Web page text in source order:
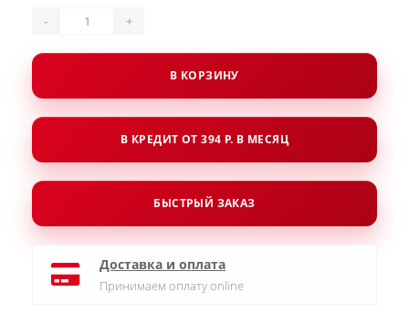
- +
В КОРЗИНУ
В КРЕДИТ ОТ 394 Р. В МЕСЯЦ
БЫСТРЫЙ ЗАКАЗ
Доставка и оплата
Принимаем оплату online